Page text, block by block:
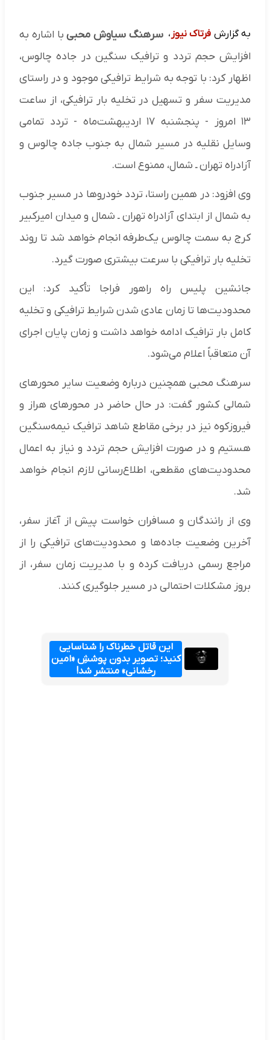
به گزارش فرتاک نیوز ، سرهنگ سیاوش محبیبا اشاره به
افزایش حجم تردد و ترافیک سنگین در جاده چالوس،
اظهار کرد: با توجه به شرایط ترافیکی موجود و در راستای
مدیریت سفر و تسهیل در تخلیه بار ترافیکی، از ساعت
۱۳ امروز - پنجشنبه ۱۷ اردیبهشت‌ماه - تردد تمامی
وسایل نقلیه در مسیر شمال به جنوب جاده چالوس و
آزادراه تهران ـ شمال، ممنوع است.
وی افزود: در همین راستا، تردد خودروها در مسیر جنوب
به شمال از ابتدای آزادراه تهران ـ شمال و میدان امیرکبیر
کرج به سمت چالوس یک‌طرفه انجام خواهد شد تا روند
تخلیه بار ترافیکی با سرعت بیشتری صورت گیرد.
جانشین پلیس راه راهور فراجا تأکید کرد: این
محدودیت‌ها تا زمان عادی شدن شرایط ترافیکی و تخلیه
کامل بار ترافیک ادامه خواهد داشت و زمان پایان اجرای
آن متعاقباً اعلام می‌شود.
سرهنگ محبی همچنین درباره وضعیت سایر محورهای
شمالی کشور گفت: در حال حاضر در محورهای هراز و
فیروزکوه نیز در برخی مقاطع شاهد ترافیک نیمه‌سنگین
هستیم و در صورت افزایش حجم تردد و نیاز به اعمال
محدودیت‌های مقطعی، اطلاع‌رسانی لازم انجام خواهد
شد.
وی از رانندگان و مسافران خواست پیش از آغاز سفر،
آخرین وضعیت جاده‌ها و محدودیت‌های ترافیکی را از
مراجع رسمی دریافت کرده و با مدیریت زمان سفر، از
بروز مشکلات احتمالی در مسیر جلوگیری کنند.
این قاتل خطرناک را شناسایی
کنید؛ تصویر بدون پوششِ «امین
رخشانی» منتشر شد!